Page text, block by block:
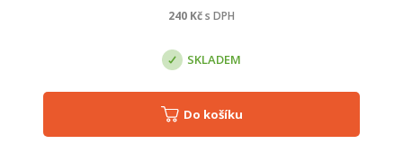
240 Kčs DPH
SKLADEM
Do košíku